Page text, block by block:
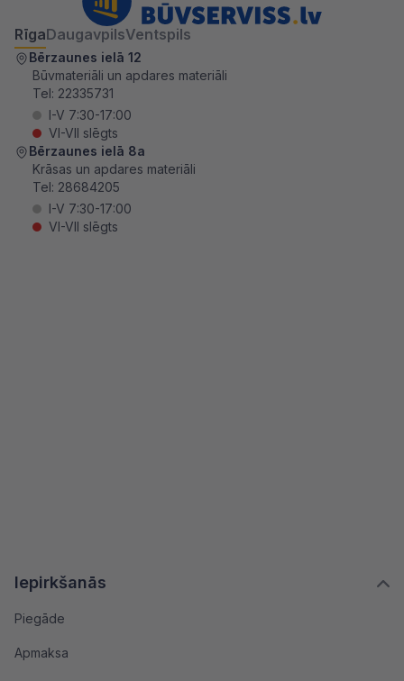
Iepirkšanās
Piegāde
Apmaksa
RīgaDaugavpilsVentspils
Bērzaunes ielā 12
Būvmateriāli un apdares materiāli
Tel: 22335731
I-V 7:30-17:00
VI-VII slēgts
Bērzaunes ielā 8a
Krāsas un apdares materiāli
Tel: 28684205
I-V 7:30-17:00
VI-VII slēgts